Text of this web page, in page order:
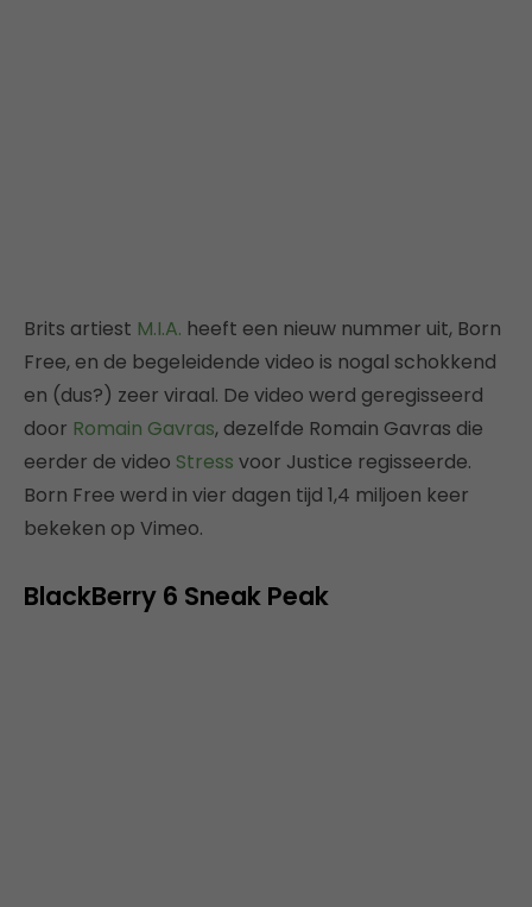
Brits artiest M.I.A. heeft een nieuw nummer uit, Born
Free, en de begeleidende video is nogal schokkend
en (dus?) zeer viraal. De video werd geregisseerd
door Romain Gavras, dezelfde Romain Gavras die
eerder de video Stress voor Justice regisseerde.
Born Free werd in vier dagen tijd 1,4 miljoen keer
bekeken op Vimeo.
BlackBerry 6 Sneak Peak